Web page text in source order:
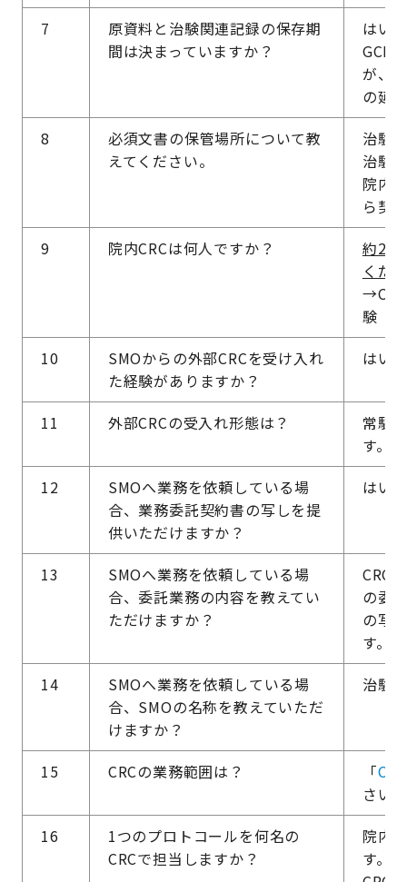
7
原資料と治験関連記録の保存期
間は決まっていますか？
はい
GCP
が、
の延
8
必須文書の保管場所について教
えてください。
治験
治験
院内
ら契
9
院内CRCは何人ですか？
約20
くだ
験
10
SMOからの外部CRCを受け入れ
た経験がありますか？
はい
11 外部CRCの受入れ形態は？
常駐
す。
12
SMOへ業務を依頼している場
合、業務委託契約書の写しを提
供いただけますか？
はい
13
SMOへ業務を依頼している場
合、委託業務の内容を教えてい
ただけますか？
CRC
の委
の写
す。
14
SMOへ業務を依頼している場
合、SMOの名称を教えていただ
けますか？
治験
15 CRCの業務範囲は？ 「
さい
16
1つのプロトコールを何名の
CRCで担当しますか？
院内
す。1